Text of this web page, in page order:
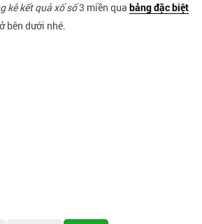
kê kết quả xổ số3 miền qua bảng đặc biệt
bên dưới nhé.